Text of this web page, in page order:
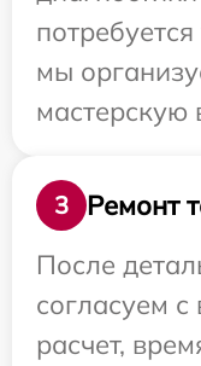
мы
мастерскую
3
Ремонт
После
согласуем
расчет,